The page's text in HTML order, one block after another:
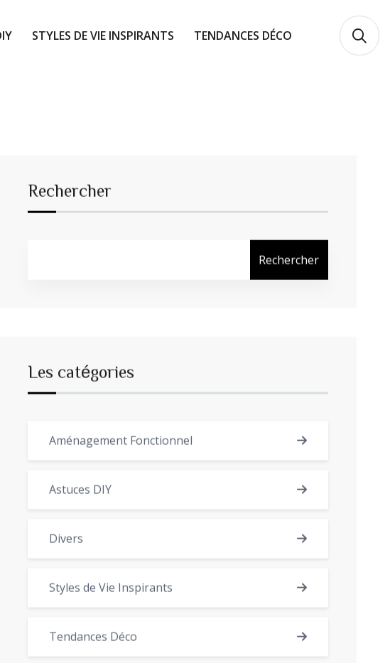
STYLES DE VIE INSPIRANTS TENDANCES DÉCO
Rechercher
Rechercher
Les catégories
Aménagement Fonctionnel
Astuces DIY
Divers
Styles de Vie Inspirants
Tendances Déco